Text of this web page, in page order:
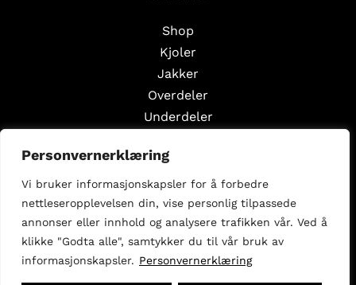
Personvernerklæring
Vi bruker informasjonskapsler for å forbedre
nettleseropplevelsen din, vise personlig tilpassede
annonser eller innhold og analysere trafikken vår. Ved å
klikke "Godta alle", samtykker du til vår bruk av
informasjonskapsler. Personvernerklæring
Shop
Kjoler
Jakker
Overdeler
Underdeler
Styling Edits
Guide Edits
Inspirasjon
Om oss
Selg med oss